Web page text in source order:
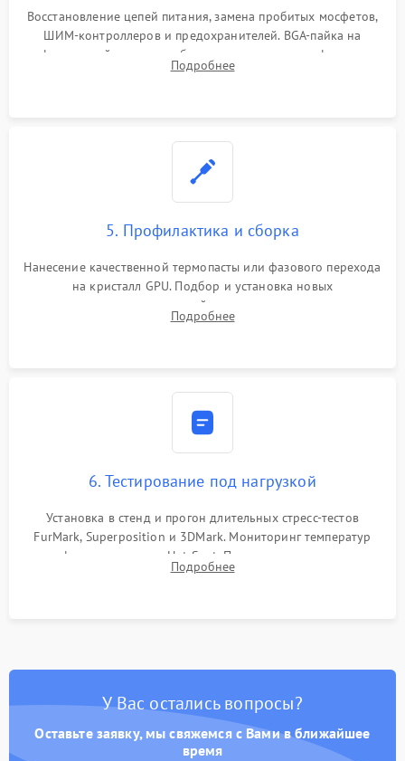
Восстановление цепей питания, замена пробитых мосфетов,
ШИМ-контроллеров и предохранителей. BGA-пайка на
инфракрасной станции реболлинг или замена графического
чипа и дефектной памяти GDDR. Прошивка BIOS
Подробнее
5. Профилактика и сборка
Нанесение качественной термопасты или фазового перехода
на кристалл GPU. Подбор и установка новых
термопрокладок правильной толщины на память и цепи
питания. Монтаж радиатора и бэкплейта, подключение и
Подробнее
6. Тестирование под нагрузкой
Установка в стенд и прогон длительных стресс-тестов
FurMark, Superposition и 3DMark. Мониторинг температур
графического чипа и Hot Spot. Проверка на отсутствие
артефактов изображения, вылетов драйвера и зависаний.
Подробнее
У Вас остались вопросы?
Оставьте заявку, мы свяжемся с Вами в ближайшее
время